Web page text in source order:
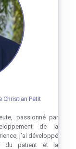
Christian Petit
passionné par
de la
j’ai développé
du patient et la